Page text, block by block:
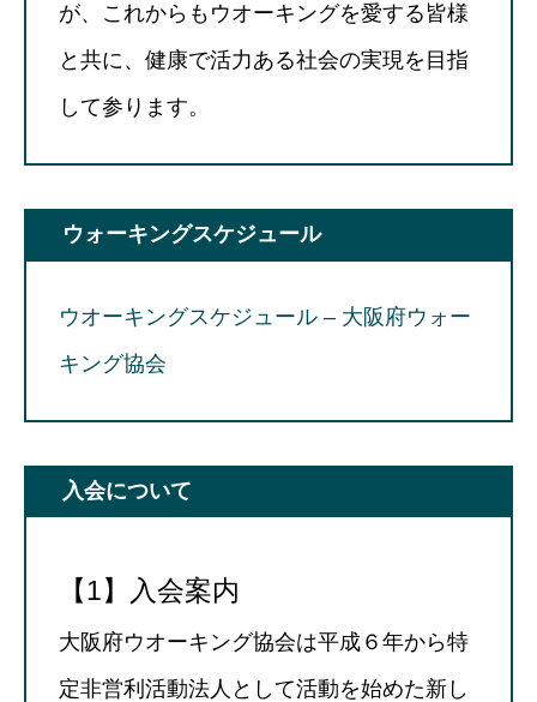
が、これからもウオーキングを愛する皆様
と共に、健康で活力ある社会の実現を目指
して参ります。
ウォーキングスケジュール
ウオーキングスケジュール – 大阪府ウォー
キング協会
入会について
【1】入会案内
大阪府ウオーキング協会は平成６年から特
定非営利活動法人として活動を始めた新し